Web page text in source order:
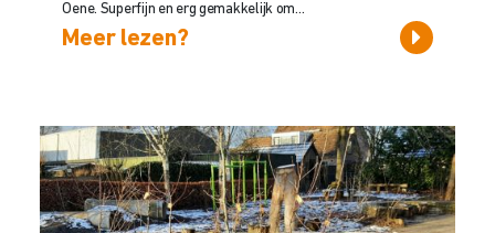
Oene. Superfijn en erg gemakkelijk om...
Meer lezen?